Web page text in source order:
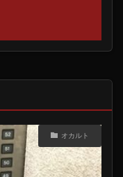
オカルト